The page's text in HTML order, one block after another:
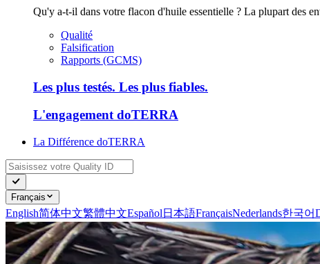
Qu'y a-t-il dans votre flacon d'huile essentielle ? La plupart des
Qualité
Falsification
Rapports (GCMS)
Les plus testés. Les plus fiables.
L'engagement doTERRA
La Différence doTERRA
Français
English简体中文繁體中文Español 日本語FrançaisNederlands한국어